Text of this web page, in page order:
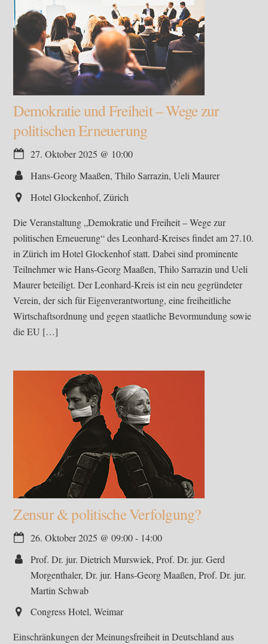
Demokratie und Freiheit – Wege zur
politischen Erneuerung
27. Oktober 2025 @ 10:00
Hans-Georg Maaßen, Thilo Sarrazin, Ueli Maurer
Hotel Glockenhof, Zürich
Die Veranstaltung „Demokratie und Freiheit – Wege zur
politischen Erneuerung“ des Leonhard-Kreises findet am 27.10.
in Zürich im Hotel Glockenhof statt. Dabei sind prominente
Teilnehmer wie Hans-Georg Maaßen, Thilo Sarrazin und Ueli
Maurer beteiligt. Der Leonhard-Kreis ist ein neu gegründeter
Verein, der sich für Eigenverantwortung, eine freiheitliche
Wirtschaftsordnung und gegen staatliche Bevormundung sowie
die EU […]
Zensur & politische Verfolgung?
26. Oktober 2025 @09:00 - 14:00
Prof. Dr. jur. Dietrich Murswiek, Prof. Dr. jur. Gerd
Morgenthaler, Dr. jur. Hans-Georg Maaßen, Prof. Dr. jur.
Martin Schwab
Congress Hotel, Weimar
Einschränkungen der Meinungsfreiheit in Deutschland aus